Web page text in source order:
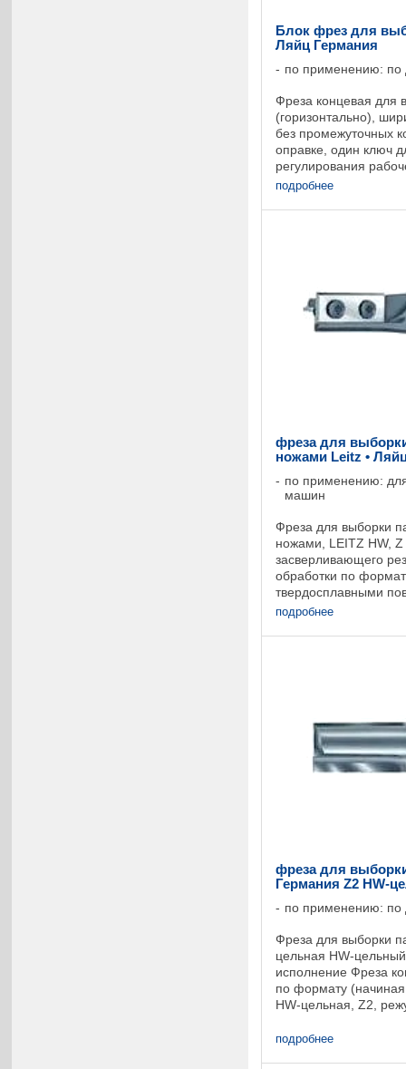
Блок фрез для
Ляйц Германия
по применению: по
Фреза концевая для
(горизонтально),
без промежуточных
оправке, один ключ
регулирования
Регулируемая
подробнее
фреза для
ножами Leitz •
по применению:
машин
Фреза для выборки
ножами, LEITZ HW, Z
засверливающего
обработки по
твердосплавными
окончательная
подробнее
фреза для
Германия Z2 HW-
по применению: по
Фреза для выборки
цельная HW-
исполнение Фреза
по формату
HW-цельная, Z2,
скос для
подробнее